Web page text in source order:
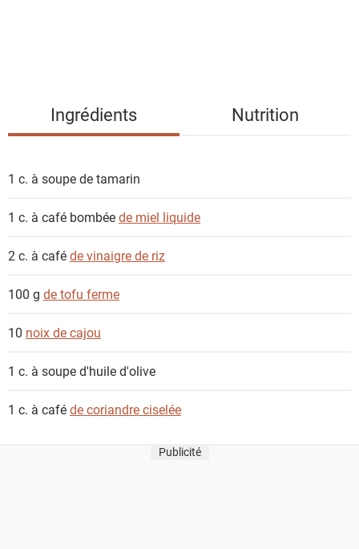
t
Ingrédients Nutrition
1 c. à soupede tamarin
1 c. à café bombéede miel liquide
2 c. à caféde vinaigre de riz
100 g de tofu ferme
10 noix de cajou
1 c. à souped'huile d'olive
1 c. à caféde coriandre ciselée
Publicité